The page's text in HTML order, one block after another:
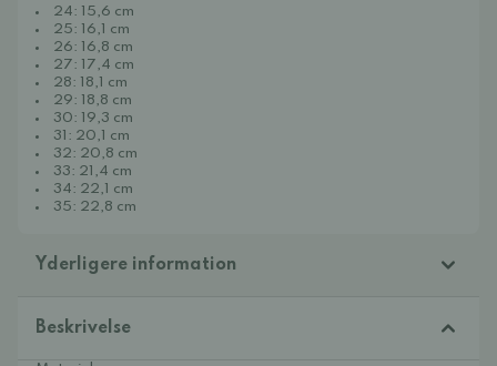
24: 15,6 cm
25: 16,1 cm
26: 16,8 cm
27: 17,4 cm
28: 18,1 cm
29: 18,8 cm
30: 19,3 cm
31: 20,1 cm
32: 20,8 cm
33: 21,4 cm
34: 22,1 cm
35: 22,8 cm
Yderligere information
Beskrivelse